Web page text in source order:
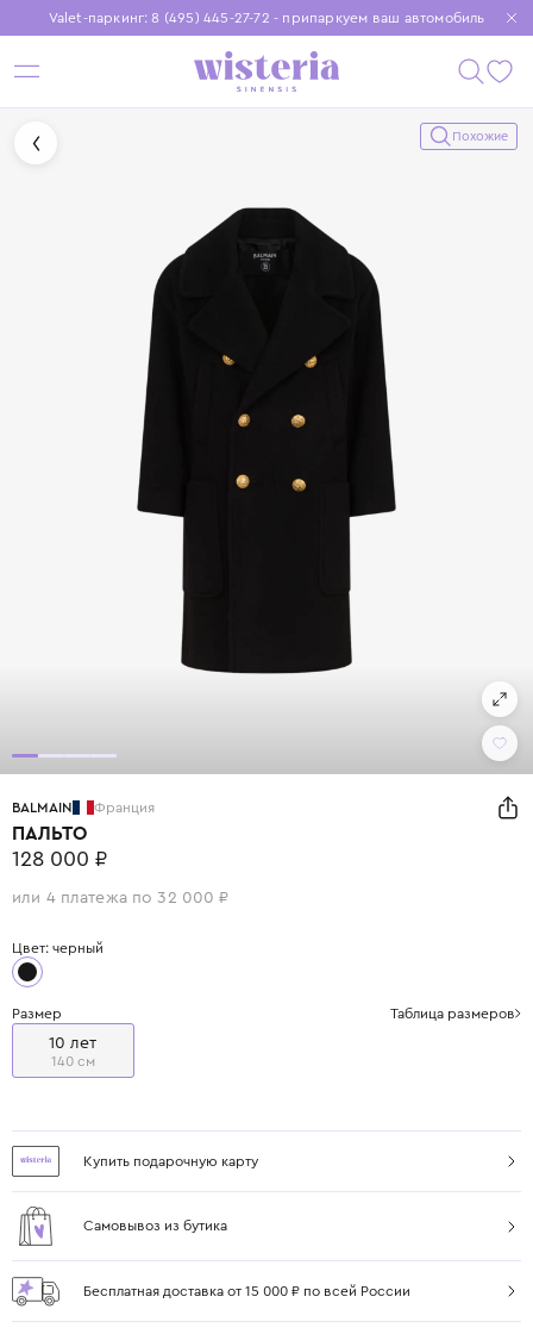
Valet-паркинг: 8 (495) 445-27-72 - припаркуем ваш автомобиль
Бесплатная доставка при заказе от 15 000 ₽
Установите приложение, чтобы покупки были еще удобнее
Похожие
BALMAIN Франция
ПАЛЬТО
128 000 ₽
или 4 платежа по 32 000 ₽
Цвет: черный
Размер Таблица размеров
10 лет
140 см
Купить подарочную карту
Самовывоз из бутика
Бесплатная доставка от 15 000 ₽ по всей России